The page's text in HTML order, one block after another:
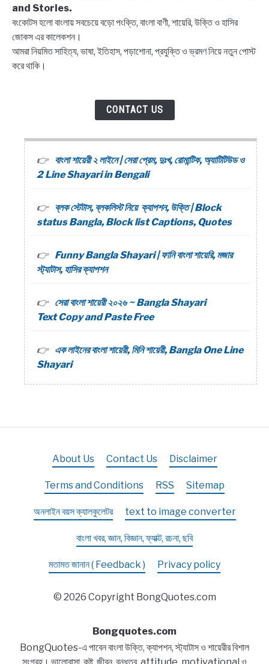
and Stories.
বংকোটস হলো বাংলায় সবচেয়ে বড়ো পংক্তি, বাংলা বাণী, শায়েরি, উক্তি ও হাসির
জোকস এর কালেকশন।
আমরা নিয়মিত সাহিত্য, ভাষা, ইতিহাস, পড়াশোনা, প্রযুক্তি ও ভ্রমণ নিয়ে নতুন পোস্ট
করে থাকি।
CONTACT US
বাংলা শায়েরী ২ লাইনে | সেরা প্রেম, দুঃখ, রোমান্টিক, অ্যাটিটিউড ও
2 Line Shayari in Bengali
ব্লক স্টেটাস, ব্লকলিস্ট নিয়ে ক্যাপশন, উক্তি | Block
status Bangla, Block list Captions, Quotes
Funny Bangla Shayari | ফানি বাংলা শায়েরি, মজার
স্ট্যাটাস, হাসির ক্যাপশন
সেরা বাংলা শায়েরী ২০২৬ ~ Bangla Shayari
Text Copy and Paste Free
এক লাইনের বাংলা শায়েরী, মিনি শায়েরী, Bangla One Line
Shayari
About Us Contact Us Disclaimer
Terms and Conditions RSS Sitemap
অনলাইন বয়স ক্যালকুলেটর text to image converter
বাংলা খবর, জ্ঞান, বিজ্ঞান, ফ্যাক্ট, রচনা, ছবি
মতামত জানান ( Feedback ) Privacy policy
© 2026 Copyright BongQuotes.com
Bongquotes.com
BongQuotes-এ পাবেন বাংলা উক্তি, ক্যাপশন, স্ট্যাটাস ও শায়েরীর বিশাল